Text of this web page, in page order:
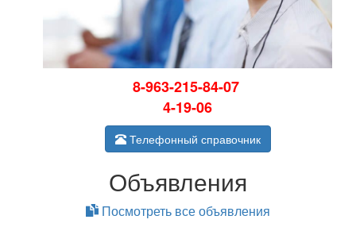
8-963-215-84-07
4-19-06
Телефонный справочник
Объявления
Посмотреть все объявления